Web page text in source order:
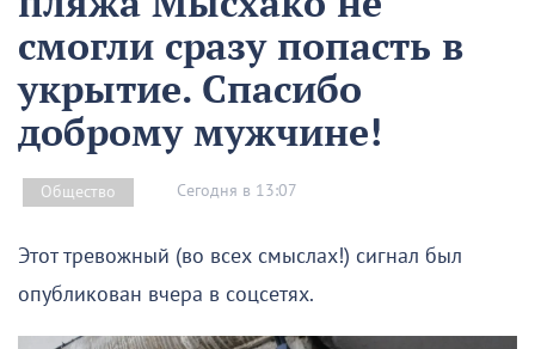
смогли сразу попасть в
укрытие. Спасибо
доброму мужчине!
Общество Сегодня в 13:07
Этот тревожный (во всех смыслах!) сигнал был
опубликован вчера в соцсетях.